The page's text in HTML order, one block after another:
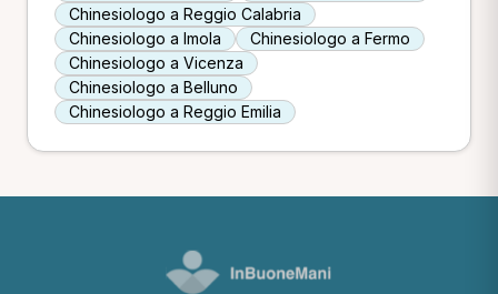
Chinesiologo a Reggio Calabria
Chinesiologo a Imola
Chinesiologo a Fermo
Chinesiologo a Vicenza
Chinesiologo a Belluno
Chinesiologo a Reggio Emilia